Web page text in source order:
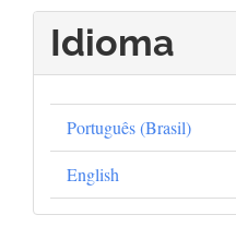
Idioma
Português (Brasil)
English